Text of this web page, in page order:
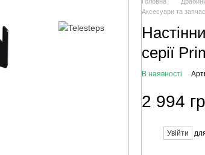
Аксесуари та
серії
В наявності
2 994
Увійти